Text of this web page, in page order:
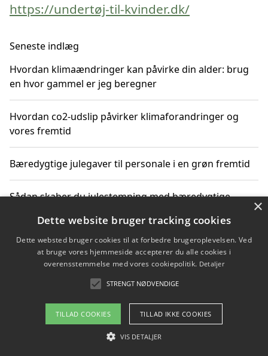
https://undertøj-til-kvinder.dk/
Seneste indlæg
Hvordan klimaændringer kan påvirke din alder: brug
en hvor gammel er jeg beregner
Hvordan co2-udslip påvirker klimaforandringer og
vores fremtid
Bæredygtige julegaver til personale i en grøn fremtid
Sådan skaber du julestemning med bæredygtige
Sådan skaber du et bæredygtigt hjem med familien i
Copyright 2026 - Pilanto Aps
Om / kontakt
×
Dette website bruger tracking cookies
Dette websted bruger cookies til at forbedre brugeroplevelsen. Ved
at bruge vores hjemmeside accepterer du alle cookies i
overensstemmelse med vores cookiepolitik. Detaljer
STRENGT NØDVENDIGE
TILLAD COOKIES TILLAD IKKE COOKIES
VIS DETALJER